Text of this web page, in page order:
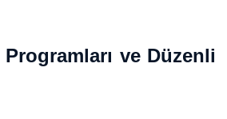
ve Düzenli